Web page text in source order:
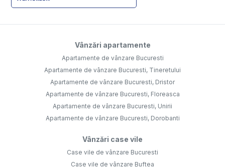
Vânzări apartamente
Apartamente de vânzare Bucuresti
Apartamente de vânzare Bucuresti, Tineretului
Apartamente de vânzare Bucuresti, Dristor
Apartamente de vânzare Bucuresti, Floreasca
Apartamente de vânzare Bucuresti, Unirii
Apartamente de vânzare Bucuresti, Dorobanti
Vânzări case vile
Case vile de vânzare Bucuresti
Case vile de vânzare Buftea